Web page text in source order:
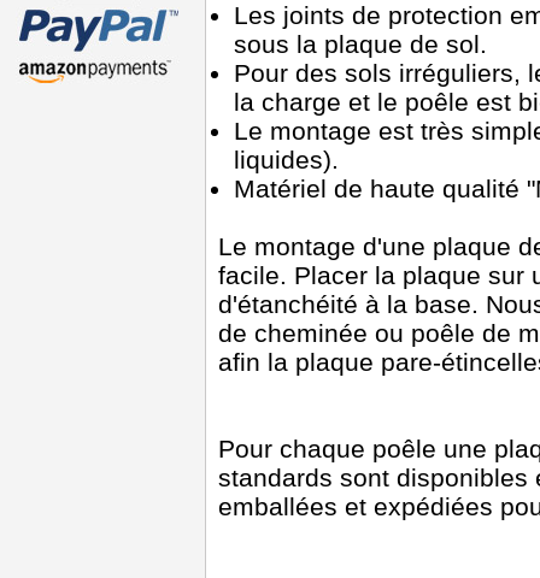
Les joints de protection
sous la plaque de sol.
Pour des sols irréguliers,
la charge et le poêle est
Le montage est très
liquides).
Matériel de haute qualité
Le montage d'une plaque
facile. Placer la plaque sur
d'étanchéité à la base.
de cheminée ou poêle de
afin la plaque pare-
Pour chaque poêle une
standards sont
emballées et expédiées